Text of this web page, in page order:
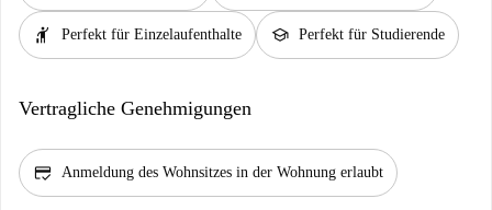
hail Perfekt für Einzelaufenthalte school Perfekt für Studierende
Vertragliche Genehmigungen
credit_score Anmeldung des Wohnsitzes in der Wohnung erlaubt